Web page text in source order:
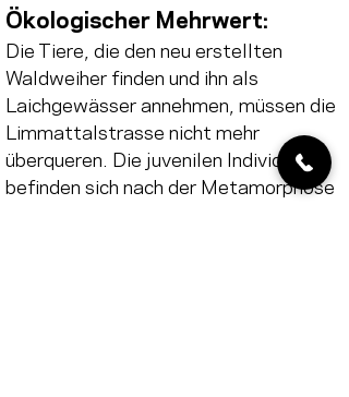
Ökologischer Mehrwert:
Die Tiere, die den neu erstellten
Waldweiher finden und ihn als
Laichgewässer annehmen, müssen die
Limmattalstrasse nicht mehr
überqueren. Die juvenilen Individuen
befinden sich nach der Metamorphose